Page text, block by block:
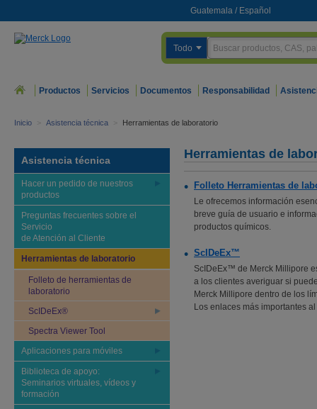
Guatemala / Español
Todo
Productos Servicios Documentos Responsabilidad
Inicio > Asistencia técnica > Herramientas de laboratorio
Asistencia técnica
Hacer un pedido de nuestros
productos
Preguntas frecuentes sobre el
Servicio
de Atención al Cliente
Herramientas de laboratorio
Folleto de herramientas de
laboratorio
ScIDeEx®
Spectra Viewer Tool
Aplicaciones para móviles
Biblioteca de apoyo:
Seminarios virtuales, vídeos y
formación
Herramientas de
Folleto Herramientas de
Le ofrecemos información
breve guía de usuario e
productos químicos.
ScIDeEx™
ScIDeEx™ de Merck Millipore
a los clientes averiguar si
Merck Millipore dentro de los
Los enlaces más importantes